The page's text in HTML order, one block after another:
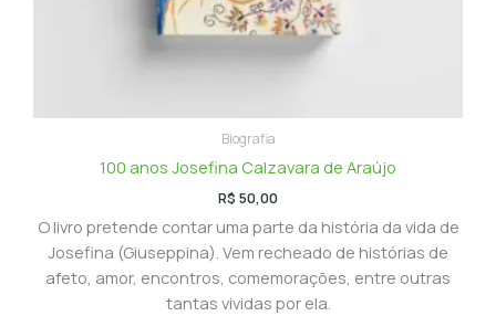
Biografia
100 anos Josefina Calzavara de Araújo
R$ 50,00
O livro pretende contar uma parte da história da vida de
Josefina (Giuseppina). Vem recheado de histórias de
afeto, amor, encontros, comemorações, entre outras
tantas vividas por ela.